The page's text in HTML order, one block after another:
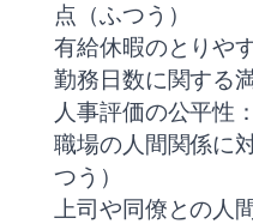
点（ふつう）
有給休暇のとりや
勤務日数に関する
人事評価の公平性
職場の人間関係に
つう）
上司や同僚との人